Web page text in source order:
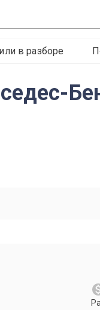
в разборе